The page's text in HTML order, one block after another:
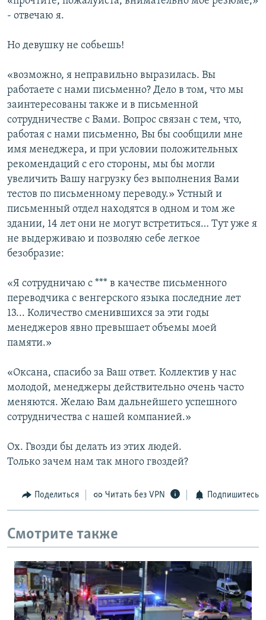
- отвечаю я.
Но девушку не собьешь!
«возможно, я неправильно выразилась. Вы
работаете с нами письменно? Дело в том, что мы
заинтересованы также и в письменной
сотрудничестве с Вами. Вопрос связан с тем, что,
работая с нами письменно, Вы бы сообщили мне
имя менеджера, и при условии положительных
рекомендаций с его стороны, мы бы могли
увеличить Вашу нагрузку без выполнения Вами
тестов по письменному переводу.» Устный и
письменный отдел находятся в одном и том же
здании, 14 лет они не могут встретиться… Тут уже я
не выдерживаю и позволяю себе легкое
безобразие:
«Я сотрудничаю с *** в качестве письменного
переводчика с венгерского языка последние лет
13... Количество сменившихся за эти годы
менеджеров явно превышает объемы моей
памяти.»
«Оксана, спасибо за Ваш ответ. Коллектив у нас
молодой, менеджеры действительно очень часто
меняются. Желаю Вам дальнейшего успешного
сотрудничества с нашей компанией.»
Ох. Гвозди бы делать из этих людей.
Только зачем нам так много гвоздей?
Поделиться Читать без VPN Подпишитесь
Смотрите также